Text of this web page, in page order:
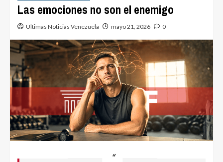
Las emociones no son el enemigo
Ultimas Noticias Venezuela mayo 21, 2026 0